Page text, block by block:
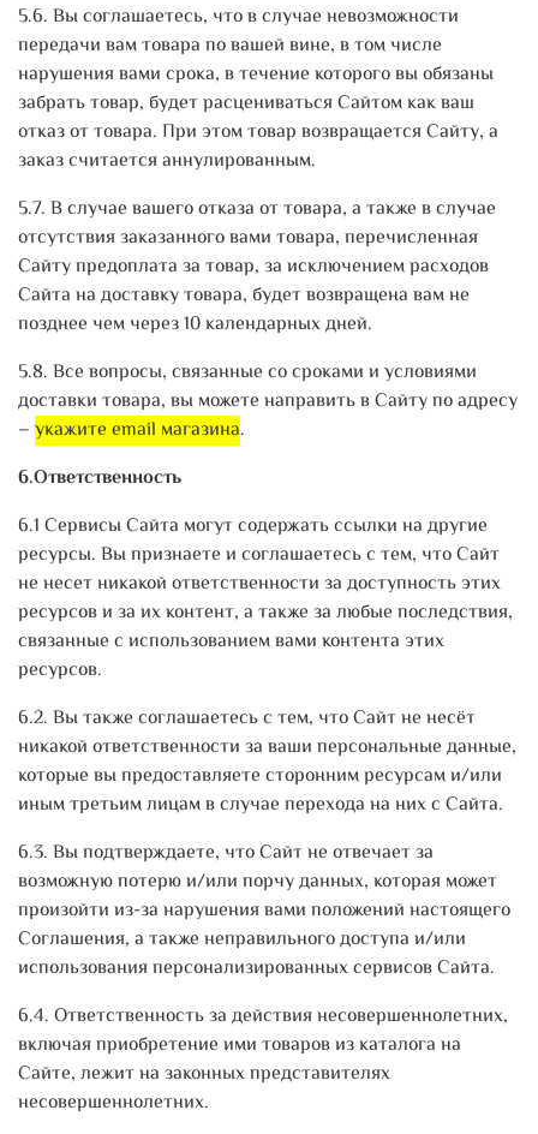
5.6. Вы соглашаетесь, что в случае невозможности
передачи вам товара по вашей вине, в том числе
нарушения вами срока, в течение которого вы обязаны
забрать товар, будет расцениваться Сайтом как ваш
отказ от товара. При этом товар возвращается Сайту, а
заказ считается аннулированным.
5.7. В случае вашего отказа от товара, а также в случае
отсутствия заказанного вами товара, перечисленная
Сайту предоплата за товар, за исключением расходов
Сайта на доставку товара, будет возвращена вам не
позднее чем через 10 календарных дней.
5.8. Все вопросы, связанные со сроками и условиями
доставки товара, вы можете направить в Сайту по адресу
– укажите email магазина.
6.Ответственность
6.1 Сервисы Сайта могут содержать ссылки на другие
ресурсы. Вы признаете и соглашаетесь с тем, что Сайт
не несет никакой ответственности за доступность этих
ресурсов и за их контент, а также за любые последствия,
связанные с использованием вами контента этих
ресурсов.
6.2. Вы также соглашаетесь с тем, что Сайт не несёт
никакой ответственности за ваши персональные данные,
которые вы предоставляете сторонним ресурсам и/или
иным третьим лицам в случае перехода на них с Сайта.
6.3. Вы подтверждаете, что Сайт не отвечает за
возможную потерю и/или порчу данных, которая может
произойти из-за нарушения вами положений настоящего
Соглашения, а также неправильного доступа и/или
использования персонализированных сервисов Сайта.
6.4. Ответственность за действия несовершеннолетних,
включая приобретение ими товаров из каталога на
Сайте, лежит на законных представителях
несовершеннолетних.